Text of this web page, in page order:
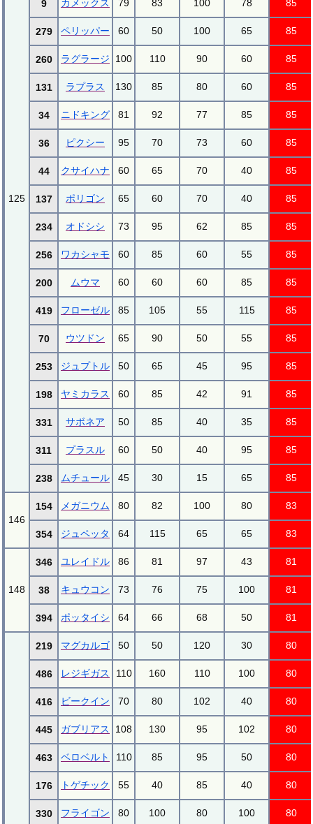
125
9 カメックス 79 83 100 78 85
279 ペリッパー 60 50 100 65 85
260 ラグラージ 100 110 90 60 85
131 ラプラス 130 85 80 60 85
34 ニドキング 81 92 77 85 85
36 ピクシー 95 70 73 60 85
44 クサイハナ 60 65 70 40 85
137 ポリゴン 65 60 70 40 85
234 オドシシ 73 95 62 85 85
256 ワカシャモ 60 85 60 55 85
200 ムウマ 60 60 60 85 85
419 フローゼル 85 105 55 115 85
70 ウツドン 65 90 50 55 85
253 ジュプトル 50 65 45 95 85
198 ヤミカラス 60 85 42 91 85
331 サボネア 50 85 40 35 85
311 プラスル 60 50 40 95 85
238 ムチュール 45 30 15 65 85
146
154 メガニウム 80 82 100 80 83
354 ジュペッタ 64 115 65 65 83
148
346 ユレイドル 86 81 97 43 81
38 キュウコン 73 76 75 100 81
394 ポッタイシ 64 66 68 50 81
219 マグカルゴ 50 50 120 30 80
486 レジギガス 110 160 110 100 80
416 ビークイン 70 80 102 40 80
445 ガブリアス 108 130 95 102 80
463 ベロベルト 110 85 95 50 80
176 トゲチック 55 40 85 40 80
330 フライゴン 80 100 80 100 80